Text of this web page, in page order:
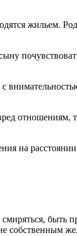
жильем.
отношениям,
на
быть
собственным